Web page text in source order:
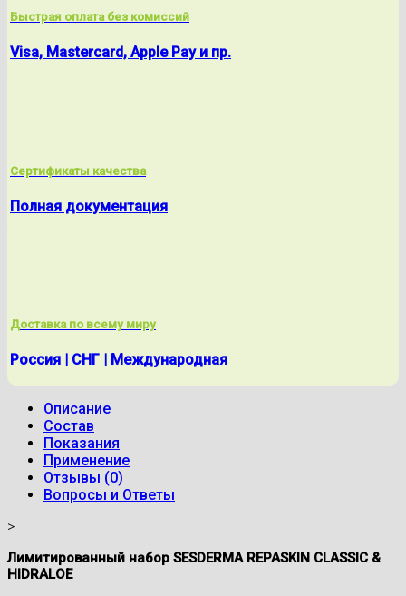
Быстрая оплата без комиссий
Visa, Mastercard, Apple Pay и пр.
Сертификаты качества
Полная документация
Доставка по всему миру
Россия | СНГ | Международная
Описание
Состав
Показания
Применение
Отзывы (0)
Вопросы и Ответы
>
Лимитированный набор SESDERMA REPASKIN CLASSIC &
HIDRALOE